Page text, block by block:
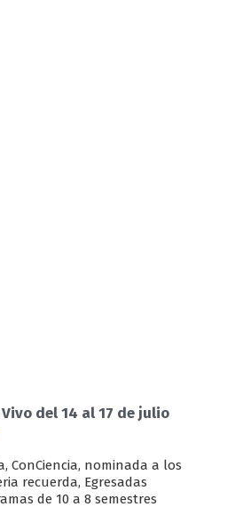
del 14 al 17 de julio
ConCiencia, nominada a los
recuerda, Egresadas
de 10 a 8 semestres